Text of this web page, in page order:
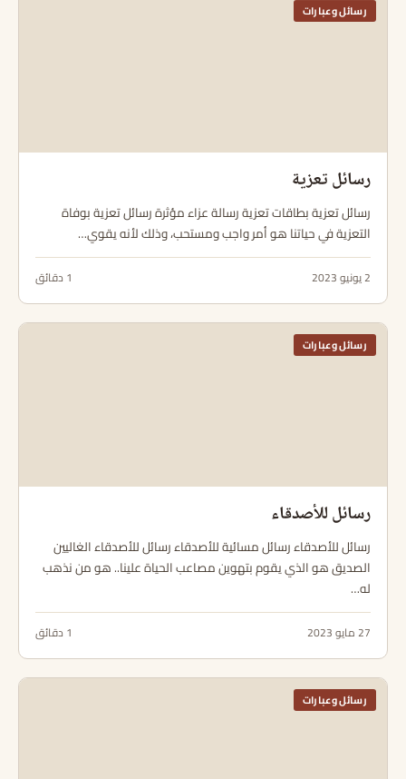
رسائل وعبارات
رسائل تعزية
رسائل تعزية بطاقات تعزية رسالة عزاء مؤثرة رسائل تعزية بوفاة
التعزية في حياتنا هو أمر واجب ومستحب، وذلك لأنه يقوي…
2 يونيو 2023 1 دقائق
رسائل وعبارات
رسائل للأصدقاء
رسائل للأصدقاء رسائل مسائية للأصدقاء رسائل للأصدقاء الغاليين
الصديق هو الذي يقوم بتهوين مصاعب الحياة علينا.. هو من نذهب
له…
27 مايو 2023 1 دقائق
رسائل وعبارات